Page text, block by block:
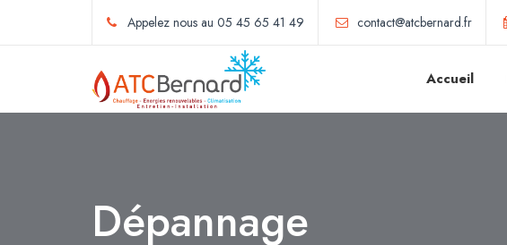
Appelez nous au 05 45 65 41 49 contact@atcbernard.fr
Accueil
Dépannage